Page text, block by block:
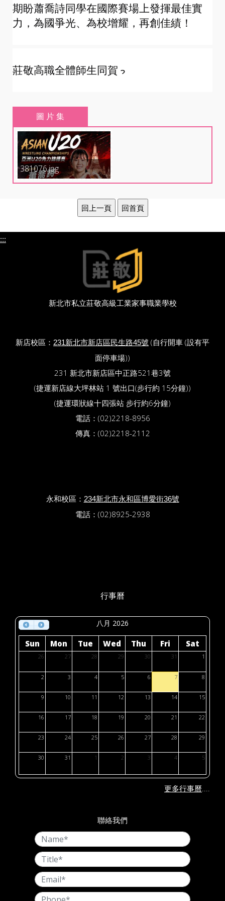
期盼蕭喬詩同學在國際賽場上發揮最佳實
力，為國爭光、為校增耀，再創佳績！
莊敬高職全體師生同賀
圖 片 集
381076.jpg
:::
新北市私立莊敬高級工業家事職業學校
新店校區： 231新北市新店區民生路45號 (自行開車 (設有平
面停車場))
231 新北市新店區中正路521巷3號
(捷運新店線大坪林站 1 號出口(步行約 15分鐘))
(捷運環狀線十四張站 步行約6分鐘)
電話：(02)2218-8956
傳真：(02)2218-2112
永和校區： 234新北市永和區博愛街36號
電話：(02)8925-2938
行事曆
八月 2026
Sun Mon Tue Wed Thu Fri Sat
26 27 28 29 30 31 1
2 3 4 5 6 7 8
9 10 11 12 13 14 15
16 17 18 19 20 21 22
23 24 25 26 27 28 29
30 31 1 2 3 4 5
更多行事曆....
聯絡我們